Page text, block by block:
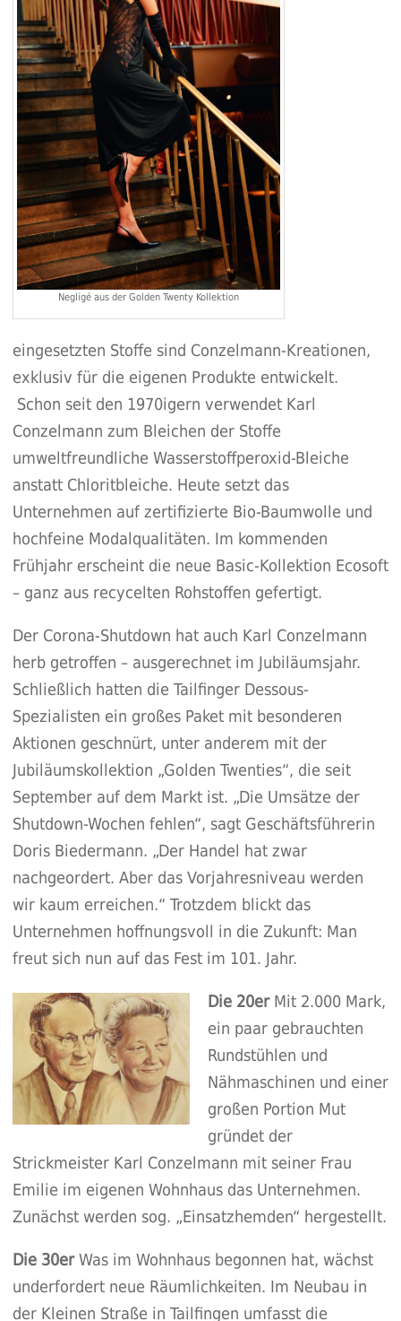
Negligé aus der Golden Twenty Kollektion
eingesetzten Stoffe sind Conzelmann-Kreationen,
exklusiv für die eigenen Produkte entwickelt.
Schon seit den 1970igern verwendet Karl
Conzelmann zum Bleichen der Stoffe
umweltfreundliche Wasserstoffperoxid-Bleiche
anstatt Chloritbleiche. Heute setzt das
Unternehmen auf zertifizierte Bio-Baumwolle und
hochfeine Modalqualitäten. Im kommenden
Frühjahr erscheint die neue Basic-Kollektion Ecosoft
– ganz aus recycelten Rohstoffen gefertigt.
Der Corona-Shutdown hat auch Karl Conzelmann
herb getroffen – ausgerechnet im Jubiläumsjahr.
Schließlich hatten die Tailfinger Dessous-
Spezialisten ein großes Paket mit besonderen
Aktionen geschnürt, unter anderem mit der
Jubiläumskollektion „Golden Twenties“, die seit
September auf dem Markt ist. „Die Umsätze der
Shutdown-Wochen fehlen“, sagt Geschäftsführerin
Doris Biedermann. „Der Handel hat zwar
nachgeordert. Aber das Vorjahresniveau werden
wir kaum erreichen.“ Trotzdem blickt das
Unternehmen hoffnungsvoll in die Zukunft: Man
freut sich nun auf das Fest im 101. Jahr.
Die 20er Mit 2.000 Mark,
ein paar gebrauchten
Rundstühlen und
Nähmaschinen und einer
großen Portion Mut
gründet der
Strickmeister Karl Conzelmann mit seiner Frau
Emilie im eigenen Wohnhaus das Unternehmen.
Zunächst werden sog. „Einsatzhemden“ hergestellt.
Die 30erWas im Wohnhaus begonnen hat, wächst
underfordert neue Räumlichkeiten. Im Neubau in
der Kleinen Straße in Tailfingen umfasst die